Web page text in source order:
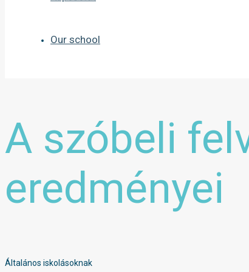
Our school
A szóbeli
eredményei
Általános iskolásoknak